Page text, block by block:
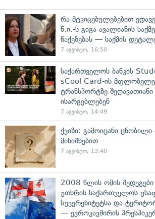
რა მტკიცებულებებით
ნ.ი.-ს გიგა ავალიანის
წაქეზებას — საქმის
7 აგვისტო, 16:50
საქართველოს ბანკის
sCool Card-ის
ტრანსპორტზე
ისარგებლებენ
7 აგვისტო, 14:49
ქვიზი: გამოიცანი
მინიშნებით
7 აგვისტო, 13:40
2008 წლის ომის
უთხრის საქართველოს
სუვერენიტეტსა და
— ევროკავშირის